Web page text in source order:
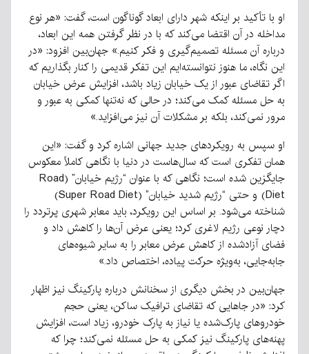
او با تأکید بر اینکه شهر دارای ابعاد گوناگون است، گفت: «هر نوع
مداخله در آن اقتضا می‌کند که با در نظر گرفتن همه این ابعاد،
درباره آن مسئله تصمیم‌گیری و فکر کنیم.» جهان‌بین افزود: «در
این نگاه، ما هنوز نتوانسته‌ایم این تفکر قدیمی را کنار بگذاریم که
اگر تقاضای عبور از یک خیابان زیاد باشد، افزایش عرض خیابان
به حل مسئله کمک می‌کند؛ در حالی که نه‌تنها کمکی به عبور و
مرور نمی‌کند، بلکه بر مشکلات آن نیز می‌افزاید.»
او سپس به رویکردهای جدید جهانی اشاره کرد و گفت: «این
همان تفکری است که سال‌هاست در دنیا با نگاهی کاملاً معکوس
جایگزین شده است؛ نگاهی که با عنوان “رژیم خیابان” (Road
Diet) و حتی “رژیم شدید خیابان” (Super Road Diet)
شناخته می‌شود. بر اساس این رویکرد، باید معابر شهری پرتردد را
دچار نوعی رژیم لاغری کرد؛ یعنی عرض آن‌ها را کاهش داد و
فضای آزادشده از کاهش عرض معابر را به سایر شیوه‌های
جابه‌جایی، به‌ویژه حرکت پیاده، اختصاص داد.»
جهان‌بین در بخش دیگری از سخنانش درباره پارکینگ نیز اظهار
کرد: «در جاهایی که تقاضای ترافیک ساکن، یعنی حجم
خودروهای پارک‌شده یا نیاز به پارک خودرو، زیاد است، افزایش
پهنه‌های پارکینگ نیز کمکی به حل مسئله نمی‌کند؛ چرا که